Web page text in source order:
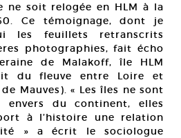
ne soit relogée en HLM à la
Ce témoignage, dont je
les feuillets retranscrits
photographies, fait écho
de Malakoff, île HLM
du fleuve entre Loire et
Mauves). « Les îles ne sont
envers du continent, elles
à l’histoire une relation
» a écrit le sociologue